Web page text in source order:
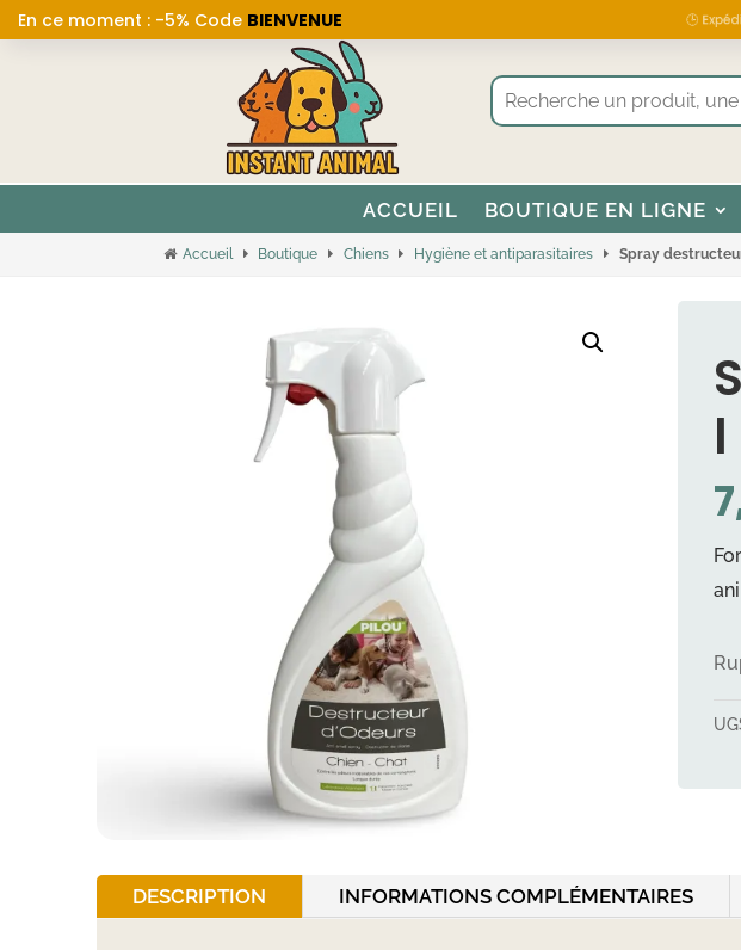
En ce moment : -5% Code BIENVENUE 🕒
ACCUEIL BOUTIQUE EN LIGNE
Accueil Boutique Chiens Hygiène et antiparasitaires Spray
l
DESCRIPTION INFORMATIONS COMPLÉMENTAIRES